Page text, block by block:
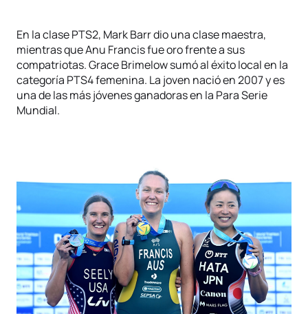
En la clase PTS2, Mark Barr dio una clase maestra,
mientras que Anu Francis fue oro frente a sus
compatriotas. Grace Brimelow sumó al éxito local en la
categoría PTS4 femenina. La joven nació en 2007 y es
una de las más jóvenes ganadoras en la Para Serie
Mundial.